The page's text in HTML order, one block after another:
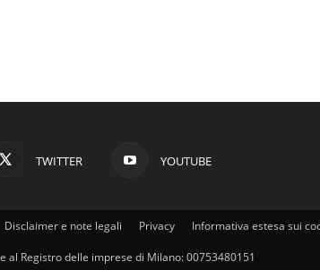
TWITTER YOUTUBE
Disclaimer e note legali Privacy Informativa estesa sui
al Registro delle imprese di Milano: 00753480151